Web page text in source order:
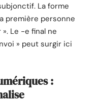
La forme
première personne
Le -e final ne
» peut surgir ici
: